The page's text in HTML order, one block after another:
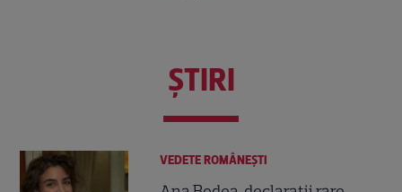
ŞTIRI
VEDETE ROMÂNEŞTI